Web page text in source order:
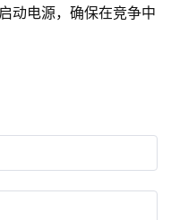
动电源，确保在竞争中